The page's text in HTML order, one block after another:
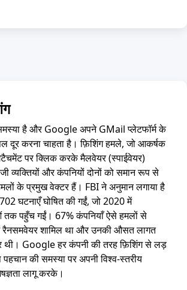
है और Google अपने GMail प्लेटफॉर्म के
दूर करना चाहता है। फ़िशिंग हमले, जो आकर्षक
पर क्लिक करके मैलवेयर (स्पाईवेयर)
व्यक्तियों और कंपनियों दोनों को समान रूप से
के प्रमुख वेक्टर हैं। FBI ने अनुमान लगाया है
घटनाएँ घोषित की गईं, जो 2020 में
पहुँच गईं। 67% कंपनियाँ ऐसे हमलों से
रैनसमवेयर शामिल था और उनकी औसत लागत
थी। Google हर कंपनी की तरह फ़िशिंग से लड़
पहचान की समस्या पर अपनी विश्व-स्तरीय
लागू करके।